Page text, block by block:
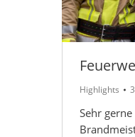
Highlights
Sehr